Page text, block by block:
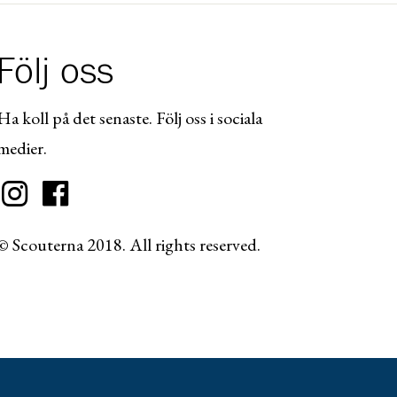
Följ oss
koll på det senaste. Följ oss i sociala
Scouterna 2018. All rights reserved.